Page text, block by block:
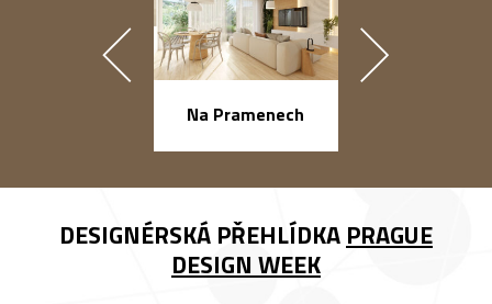
Na Pramenech
DESIGNÉRSKÁ PŘEHLÍDKA PRAGUE
DESIGN WEEK